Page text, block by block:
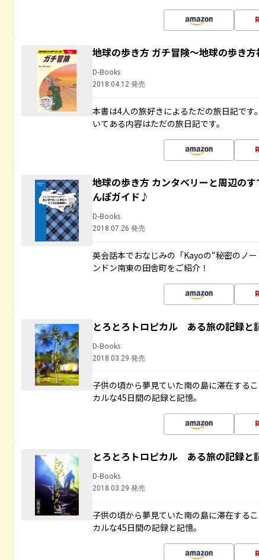
地球の歩き方 ガチ冒険～地球の歩き
D-Books
2018.04.12 発売
本書は4人の旅好きによるただの旅日記で
いてある内容はただの旅日記です。
地球の歩き方 カンタベリーと周辺の
んぽガイド♪
D-Books
2018.07.26 発売
英会話本でおなじみの「Kayoの“秘密のノ
ンドン南東の田舎町をご紹介！
とろとろトロピカル ある旅の記録
D-Books
2018.03.29 発売
子供の頃から夢見ていた南の島に滞在する
カルな45日間の記録と記憶。
とろとろトロピカル ある旅の記録
D-Books
2018.03.29 発売
子供の頃から夢見ていた南の島に滞在する
カルな45日間の記録と記憶。